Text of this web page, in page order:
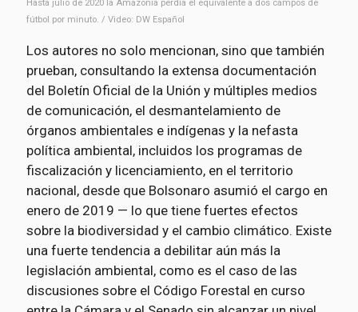
Hasta julio de 2020 la Amazonia perdía el equivalente a dos campos de
fútbol por minuto. / Video: DW Español
Los autores no solo mencionan, sino que también
prueban, consultando la extensa documentación
del Boletín Oficial de la Unión y múltiples medios
de comunicación, el desmantelamiento de
órganos ambientales e indígenas y la nefasta
política ambiental, incluidos los programas de
fiscalización y licenciamiento, en el territorio
nacional, desde que Bolsonaro asumió el cargo en
enero de 2019 — lo que tiene fuertes efectos
sobre la biodiversidad y el cambio climático. Existe
una fuerte tendencia a debilitar aún más la
legislación ambiental, como es el caso de las
discusiones sobre el Código Forestal en curso